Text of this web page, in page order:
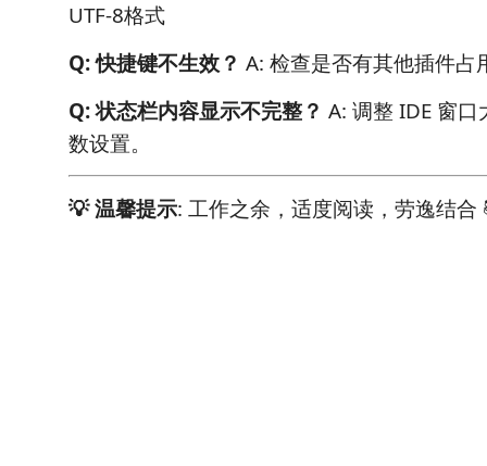
UTF-8格式
Q: 快捷键不生效？ A: 检查是否有其他插件占
Q: 状态栏内容显示不完整？ A: 调整 IDE 窗
数设置。
💡 温馨提示: 工作之余，适度阅读，劳逸结合